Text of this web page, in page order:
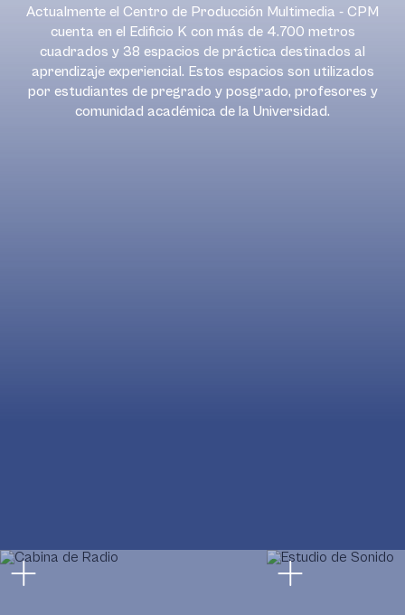
Actualmente el Centro de Producción Multimedia - CPM
cuenta en el Edificio K con más de 4.700 metros
cuadrados y 38 espacios de práctica destinados al
aprendizaje experiencial. Estos espacios son utilizados
por estudiantes de pregrado y posgrado, profesores y
comunidad académica de la Universidad.